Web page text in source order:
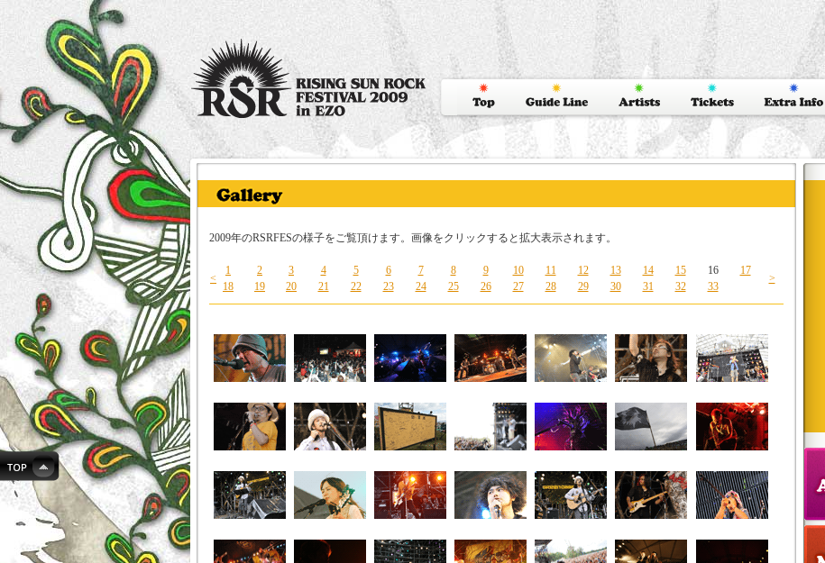
2009年のRSRFESの様子をご覧頂けます。画像をクリックすると拡大表示されます。
<
1 2 3 4 5 6 7 8 9 10 11 12 13 14 15 16 17
>
18 19 20 21 22 23 24 25 26 27 28 29 30 31 32 33